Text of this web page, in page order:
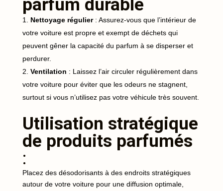
parfum durable
Nettoyage régulier: Assurez-vous que l’intérieur de
votre voiture est propre et exempt de déchets qui
peuvent gêner la capacité du parfum à se disperser et
perdurer.
Ventilation : Laissez l’air circuler régulièrement dans
votre voiture pour éviter que les odeurs ne stagnent,
surtout si vous n’utilisez pas votre véhicule très souvent.
Utilisation stratégique
de produits parfumés
:
Placez des désodorisants à des endroits stratégiques
autour de votre voiture pour une diffusion optimale,